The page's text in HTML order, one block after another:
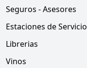
Seguros - Asesores
Estaciones de Servicio
Librerias
Vinos